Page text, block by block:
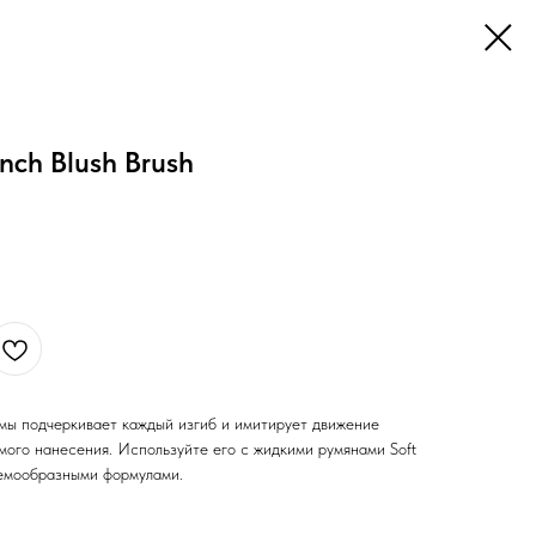
Blush Brush
подчеркивает каждый изгиб и имитирует движение
нанесения. Используйте его с жидкими румянами Soft
формулами.